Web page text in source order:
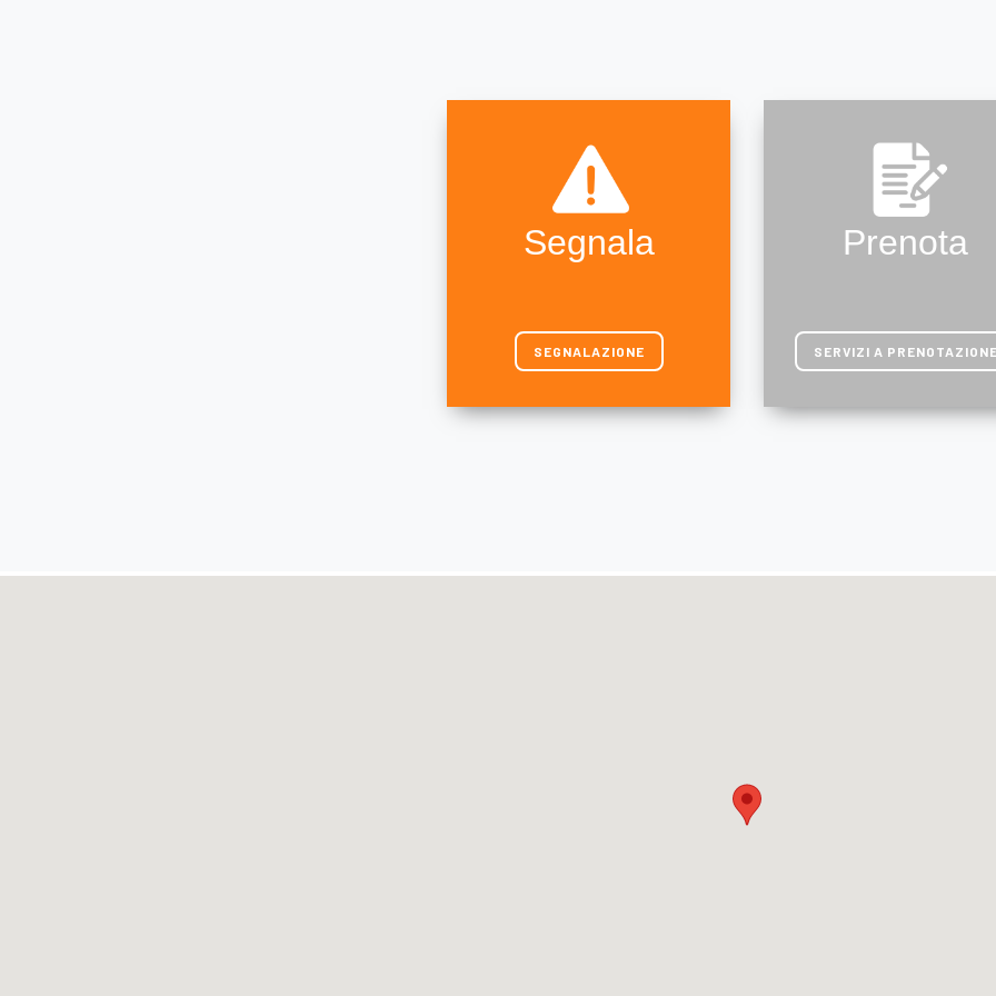
Segnala
SEGNALAZIONE
Prenota
SERVIZI A